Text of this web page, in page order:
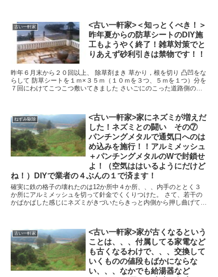
古い一軒家
<古い一軒家>＜知っとくべき！＞
昨年夏からの防草シートのDIY施
工もようやく終了！雑草対策でと
りあえず砂利引きは禁物です！！
昨年６月末から２０回以上、 除草剤まき 草かり，根を切り 凸凹をな
らして 防草シートを１ｍ×３５ｍ（１０ｍを３つ、５ｍを１つ）分を
７回にわけてこつこつ敷いてきました さいごにのこった道路側の通
ねずみ駆除
<古い一軒家>家にネズミが増えだ
した！ネズミとの闘い その⑦
パンチングメタルで通気口へのは
め込みを施行！！アルミメッシュ
＋パンチングメタルのWで封鎖せ
よ！（空気ははいるようにだけど
ね！）DIYで業者の４ぶんの１で済ます！
確実に鉄の格子の壊れたのは12か所中４か所、、、内手のととく３
か所にアルミメッシュを切って針金でくくりつけた。 さて、若干の
かぱかぱした感じにネズミがきづいたらきっと内側から押し曲げてそ
古い一軒家
<古い一軒家>家が古くなるという
ことは、、、付属してる家電など
も古くなるわけで、、、交換して
いくものの値段もばかにならな
い、、、なかでも給湯器など